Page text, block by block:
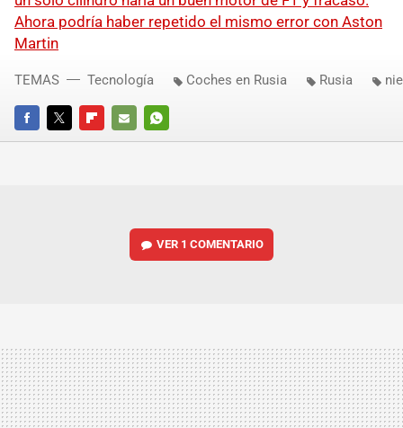
Ahora podría haber repetido el mismo error con Aston
Martin
FACEBOOKTWITTERFLIPBOARD
E-
WHATSAPP
TEMAS Tecnología Coches en Rusia Rusia
VER 1 COMENTARIO